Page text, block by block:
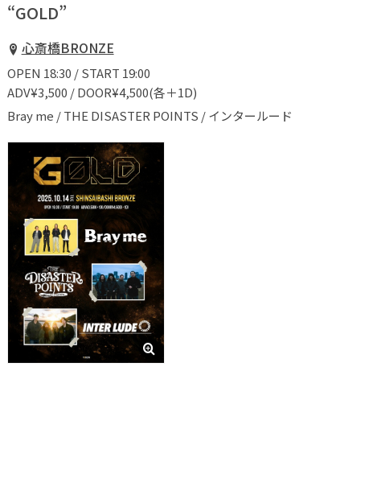
“GOLD”
心斎橋BRONZE
OPEN 18:30 / START 19:00
ADV¥3,500 / DOOR¥4,500(各＋1D)
Bray me / THE DISASTER POINTS / インタールード